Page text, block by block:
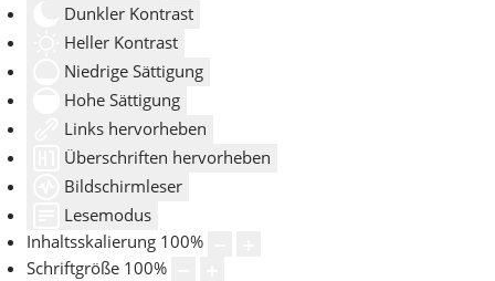
Dunkler Kontrast
Heller Kontrast
Niedrige Sättigung
Hohe Sättigung
Links hervorheben
Überschriften hervorheben
Bildschirmleser
Lesemodus
Inhaltsskalierung 100%
Schriftgröße 100%